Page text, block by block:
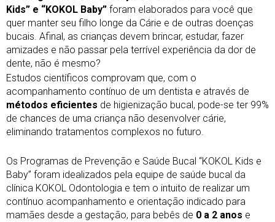
Kids” e “KOKOL Baby” foram elaborados para você que
quer manter seu filho longe da Cárie e de outras doenças
bucais. Afinal, as crianças devem brincar, estudar, fazer
amizades e não passar pela terrível experiência da dor de
dente, não é mesmo?
Estudos científicos comprovam que, com o
acompanhamento contínuo de um dentista e através de
métodos eficientes de higienização bucal, pode-se ter 99%
de chances de uma criança não desenvolver cárie,
eliminando tratamentos complexos no futuro.
Os Programas de Prevenção e Saúde Bucal “KOKOL Kids e
Baby” foram idealizados pela equipe de saúde bucal da
clínica KOKOL Odontologia e tem o intuito de realizar um
contínuo acompanhamento e orientação indicado para
mamães desde a gestação, para bebês de 0 a 2 anos e